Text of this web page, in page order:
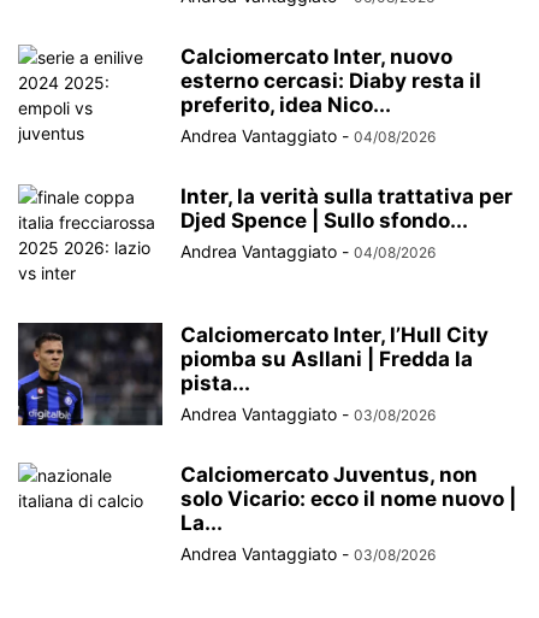
Calciomercato Inter, nuovo
esterno cercasi: Diaby resta il
preferito, idea Nico...
Andrea Vantaggiato - 04/08/2026
Inter, la verità sulla trattativa per
Djed Spence | Sullo sfondo...
Andrea Vantaggiato - 04/08/2026
Calciomercato Inter, l’Hull City
piomba su Asllani | Fredda la
pista...
Andrea Vantaggiato - 03/08/2026
Calciomercato Juventus, non
solo Vicario: ecco il nome nuovo |
La...
Andrea Vantaggiato - 03/08/2026